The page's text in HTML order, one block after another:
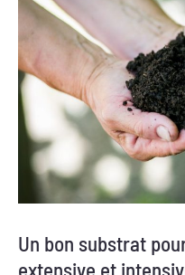
Un bon substrat
extensive et